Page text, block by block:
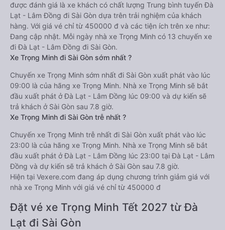
được đánh giá là xe khách có chất lượng Trung bình tuyến Đà
Lạt - Lâm Đồng đi Sài Gòn dựa trên trải nghiệm của khách
hàng. Với giá vé chỉ từ 450000 đ và các tiện ích trên xe như:
Đang cập nhật. Mỗi ngày nhà xe Trọng Minh có 13 chuyến xe
đi Đà Lạt - Lâm Đồng đi Sài Gòn.
Xe Trọng Minh đi Sài Gòn sớm nhất ?
Chuyến xe Trọng Minh sớm nhất đi Sài Gòn xuất phát vào lúc
09:00 là của hãng xe Trọng Minh. Nhà xe Trọng Minh sẽ bắt
đầu xuất phát ở Đà Lạt - Lâm Đồng lúc 09:00 và dự kiến sẽ
trả khách ở Sài Gòn sau 7.8 giờ.
Xe Trọng Minh đi Sài Gòn trễ nhất ?
Chuyến xe Trọng Minh trễ nhất đi Sài Gòn xuất phát vào lúc
23:00 là của hãng xe Trọng Minh. Nhà xe Trọng Minh sẽ bắt
đầu xuất phát ở Đà Lạt - Lâm Đồng lúc 23:00 tại Đà Lạt - Lâm
Đồng và dự kiến sẽ trả khách ở Sài Gòn sau 7.8 giờ.
Hiện tại Vexere.com đang áp dụng chương trình giảm giá với
nhà xe Trọng Minh với giá vé chỉ từ 450000 đ
Đặt vé xe Trọng Minh Tết 2027 từ Đà
Lạt đi Sài Gòn